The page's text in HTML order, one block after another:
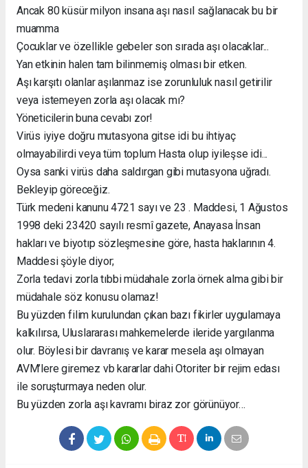
Ancak 80 küsür milyon insana aşı nasıl sağlanacak bu bir
muamma
Çocuklar ve özellikle gebeler son sırada aşı olacaklar...
Yan etkinin halen tam bilinmemiş olması bir etken.
Aşı karşıtı olanlar aşılanmaz ise zorunluluk nasıl getirilir
veya istemeyen zorla aşı olacak mı?
Yöneticilerin buna cevabı zor!
Virüs iyiye doğru mutasyona gitse idi bu ihtiyaç
olmayabilirdi veya tüm toplum Hasta olup iyileşse idi...
Oysa sanki virüs daha saldırgan gibi mutasyona uğradı.
Bekleyip göreceğiz.
Türk medeni kanunu 4721 sayı ve 23 . Maddesi, 1 Ağustos
1998 deki 23420 sayılı resmî gazete, Anayasa İnsan
hakları ve biyotıp sözleşmesine göre, hasta haklarının 4.
Maddesi şöyle diyor;
Zorla tedavi zorla tıbbi müdahale zorla örnek alma gibi bir
müdahale söz konusu olamaz!
Bu yüzden filim kurulundan çıkan bazı fikirler uygulamaya
kalkılırsa, Uluslararası mahkemelerde ileride yargılanma
olur. Böylesi bir davranış ve karar mesela aşı olmayan
AVM’lere giremez vb kararlar dahi Otoriter bir rejim edası
ile soruşturmaya neden olur.
Bu yüzden zorla aşı kavramı biraz zor görünüyor…